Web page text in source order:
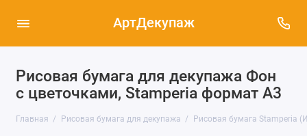
АртДекупаж
Рисовая бумага для декупажа Фон
с цветочками, Stamperia формат А3
Главная Рисовая бумага для декупажа Рисовая бумага Stamperia